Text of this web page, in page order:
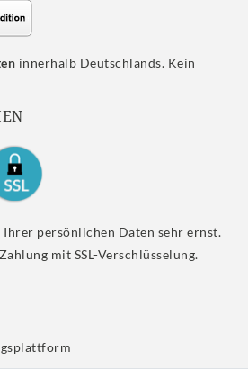
innerhalb Deutschlands. Kein
Ihrer persönlichen Daten sehr ernst.
mit SSL-Verschlüsselung.